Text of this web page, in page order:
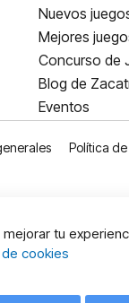
Nuevos
Mejores
Concurso de
Blog de
Eventos
Política
tu
cookies